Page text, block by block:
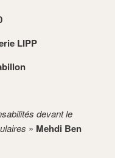
LIPP
devant le
» Mehdi Ben